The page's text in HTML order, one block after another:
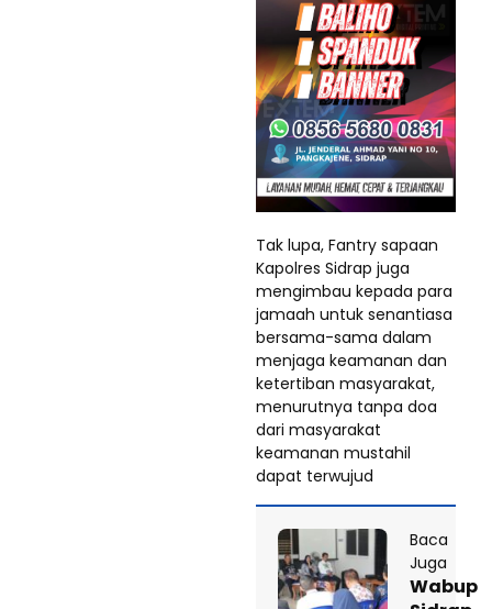
Tak lupa, Fantry sapaan
Kapolres Sidrap juga
mengimbau kepada para
jamaah untuk senantiasa
bersama-sama dalam
menjaga keamanan dan
ketertiban masyarakat,
menurutnya tanpa doa
dari masyarakat
keamanan mustahil
dapat terwujud
Baca
Juga
Wabup